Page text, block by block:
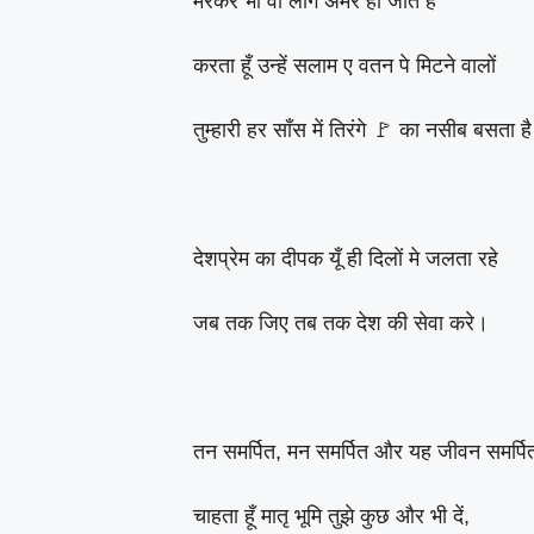
करता हूँ उन्हें सलाम ए वतन पे मिटने वालों
तुम्हारी हर साँस में तिरंगे 🚩 का नसीब बसता
देशप्रेम का दीपक यूँ ही दिलों मे जलता रहे
जब तक जिए तब तक देश की सेवा करे।
तन समर्पित, मन समर्पित और यह जीवन
चाहता हूँ मातृ भूमि तुझे कुछ और भी दें,